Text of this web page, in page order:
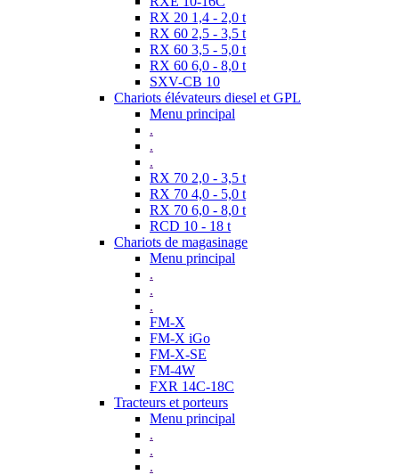
RX 20 1,4 - 2,0 t
RX 60 2,5 - 3,5 t
RX 60 3,5 - 5,0 t
RX 60 6,0 - 8,0 t
SXV-CB 10
Chariots élévateurs diesel et GPL
Menu principal
.
.
.
RX 70 2,0 - 3,5 t
RX 70 4,0 - 5,0 t
RX 70 6,0 - 8,0 t
RCD 10 - 18 t
Chariots de magasinage
Menu principal
.
.
.
FM-X
FM-X iGo
FM-X-SE
FM-4W
FXR 14C-18C
Tracteurs et porteurs
Menu principal
.
.
.